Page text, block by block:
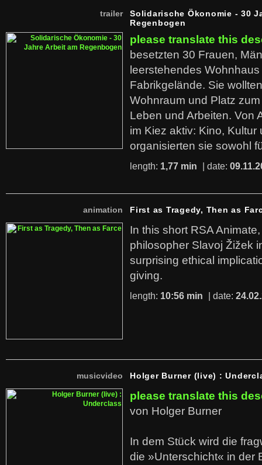
trailer
Solidarische Ökonomie - 30
Regenbogen
please translate this
besetzten 30 Frauen,
leerstehendes
Fabrikgelände. Sie
Wohnraum und Platz
Leben und Arbeiten. Von
im Kiez aktiv: Kino,
organisierten sie sowohl
length: 1,77 min | date:
animation First as Tragedy, Then as
In this short RSA
philosopher Slavoj Žižek
surprising ethical
giving.
length: 10:56 min | date:
musicvideo Holger Burner (live) :
please translate this
von Holger Burner
In dem Stück wird die
die »Unterschicht« in der